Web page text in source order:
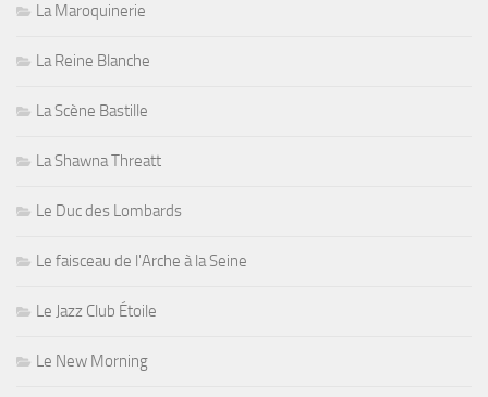
La Maroquinerie
La Reine Blanche
La Scène Bastille
La Shawna Threatt
Le Duc des Lombards
Le faisceau de l'Arche à la Seine
Le Jazz Club Étoile
Le New Morning